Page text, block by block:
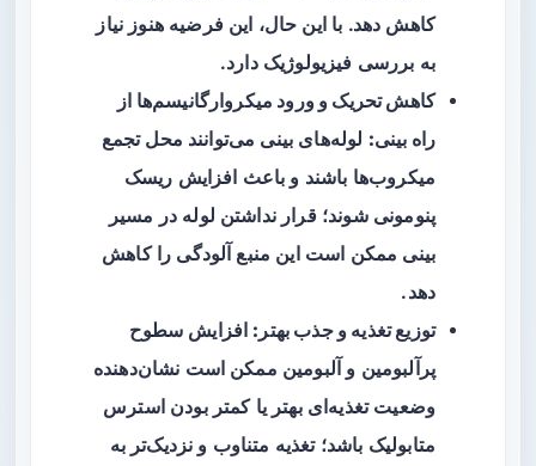
کاهش دهد. با این حال، این فرضیه هنوز نیاز
به بررسی فیزیولوژیک دارد.
کاهش تحریک و ورود میکروارگانیسم‌ها از
راه بینی: لوله‌های بینی می‌توانند محل تجمع
میکروب‌ها باشند و باعث افزایش ریسک
پنومونی شوند؛ قرار نداشتن لوله در مسیر
بینی ممکن است این منبع آلودگی را کاهش
دهد.
توزیع تغذیه و جذب بهتر: افزایش سطوح
پرآلبومین و آلبومین ممکن است نشان‌دهنده
وضعیت تغذیه‌ای بهتر یا کمتر بودن استرس
متابولیک باشد؛ تغذیه متناوب و نزدیک‌تر به